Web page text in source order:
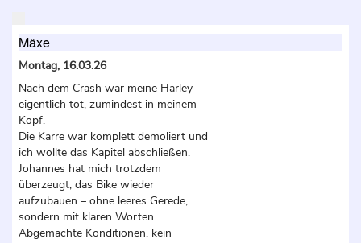
Mäxe
Montag, 16.03.26
Nach dem Crash war meine Harley
eigentlich tot, zumindest in meinem
Kopf.
Die Karre war komplett demoliert und
ich wollte das Kapitel abschließen.
Johannes hat mich trotzdem
überzeugt, das Bike wieder
aufzubauen – ohne leeres Gerede,
sondern mit klaren Worten.
Abgemachte Konditionen, kein